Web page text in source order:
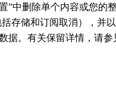
”中删除单个内容或您的
存储和订阅取消），并以
据。有关保留详情，请参